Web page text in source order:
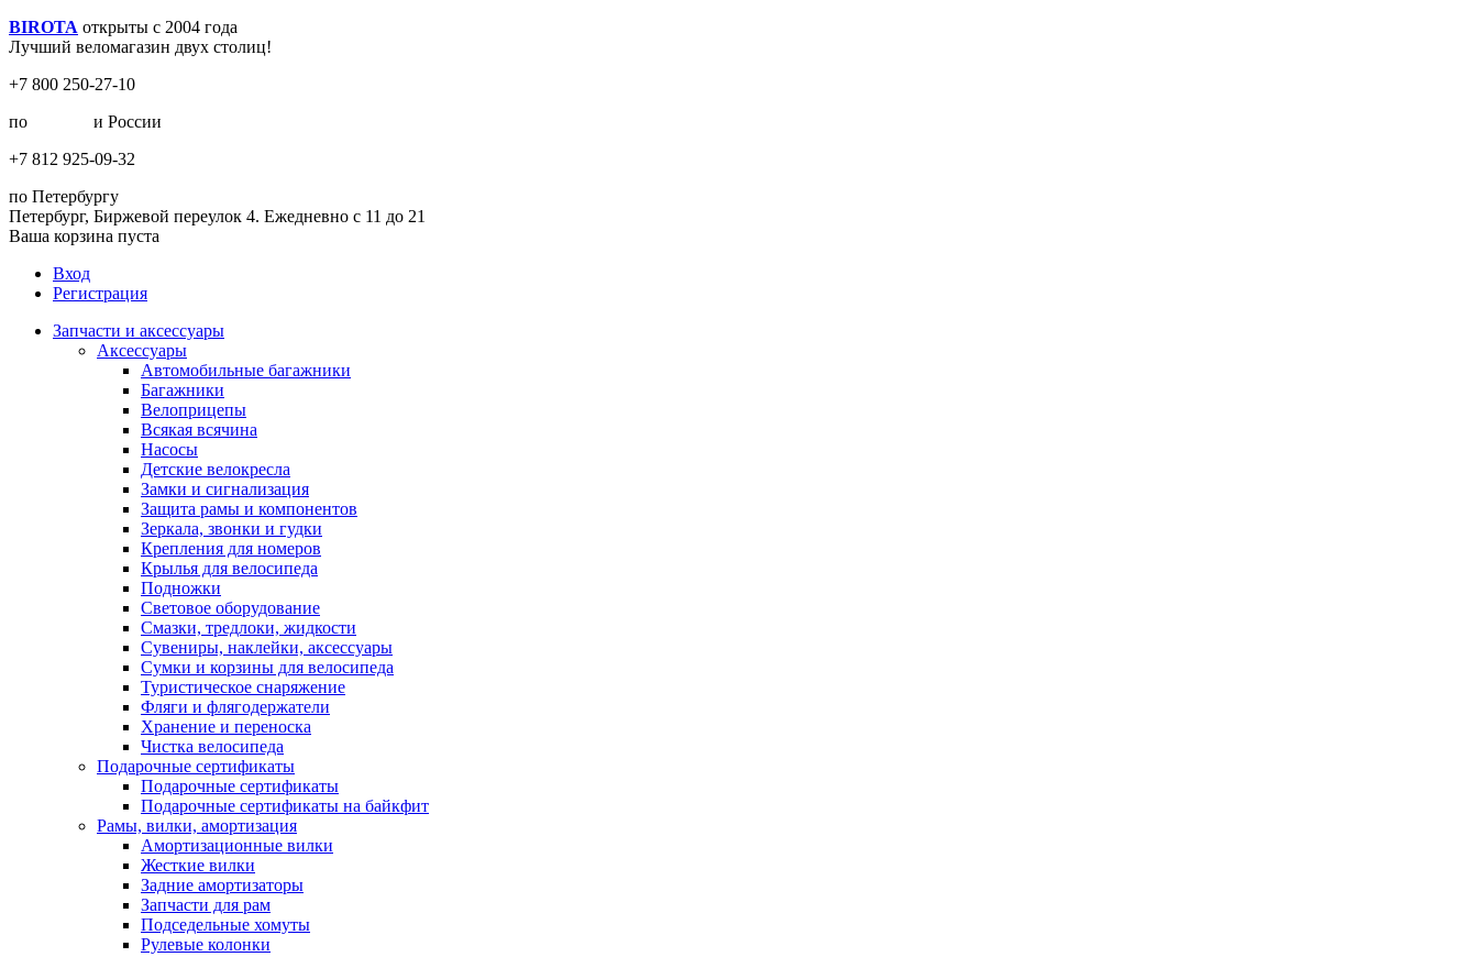
BIROTA открыты с 2004 года
Лучший веломагазин двух столиц!
+7 800 250-27-10
по
и России
+7 812 925-09-32
по Петербургу
Петербург, Биржевой переулок 4. Ежедневно с 11 до 21
Ваша корзина пуста
Вход
Регистрация
Запчасти и аксессуары
Аксессуары
Автомобильные багажники
Багажники
Велоприцепы
Всякая всячина
Насосы
Детские велокресла
Замки и сигнализация
Защита рамы и компонентов
Зеркала, звонки и гудки
Крепления для номеров
Крылья для велосипеда
Подножки
Световое оборудование
Смазки, тредлоки, жидкости
Сувениры, наклейки, аксессуары
Сумки и корзины для велосипеда
Туристическое снаряжение
Фляги и флягодержатели
Хранение и переноска
Чистка велосипеда
Подарочные сертификаты
Подарочные сертификаты
Подарочные сертификаты на байкфит
Рамы, вилки, амортизация
Амортизационные вилки
Жесткие вилки
Задние амортизаторы
Запчасти для рам
Подседельные хомуты
Рулевые колонки